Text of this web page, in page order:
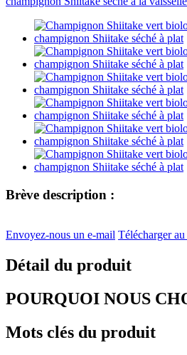
Brève description :
Envoyez-nous un e-mail Télécharger
Détail du produit
POURQUOI NOUS
Mots clés du produit